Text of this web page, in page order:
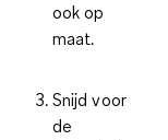
ook op
maat.
Snijd voor
de